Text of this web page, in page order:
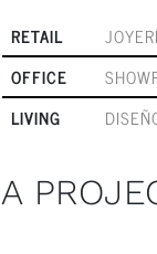
RETAIL
OFFICE
LIVING